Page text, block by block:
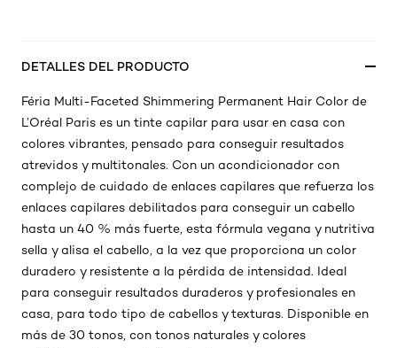
DETALLES DEL PRODUCTO
Féria Multi-Faceted Shimmering Permanent Hair Color de
L’Oréal Paris es un tinte capilar para usar en casa con
colores vibrantes, pensado para conseguir resultados
atrevidos y multitonales. Con un acondicionador con
complejo de cuidado de enlaces capilares que refuerza los
enlaces capilares debilitados para conseguir un cabello
hasta un 40 % más fuerte, esta fórmula vegana y nutritiva
sella y alisa el cabello, a la vez que proporciona un color
duradero y resistente a la pérdida de intensidad. Ideal
para conseguir resultados duraderos y profesionales en
casa, para todo tipo de cabellos y texturas. Disponible en
más de 30 tonos, con tonos naturales y colores